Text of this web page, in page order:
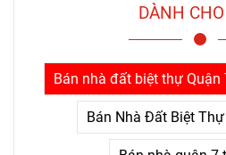
người chỉ nhận ra sau khi đã
phải là khó khăn lớn, mà là
nỗi đau kéo dài không thấy
điểm kết.
DÀNH
Bán nhà đất biệt thự Quận
Bán Nhà Đất Biệt